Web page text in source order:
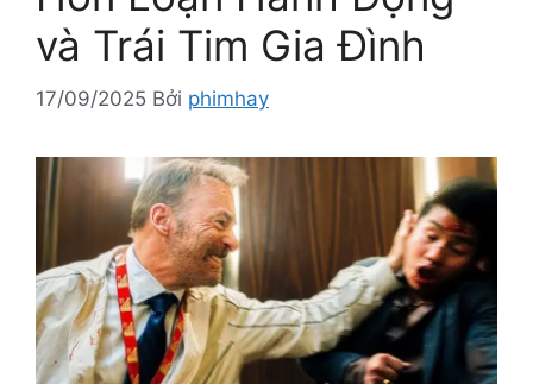
và Trái Tim Gia Đình
17/09/2025 Bởi phimhay